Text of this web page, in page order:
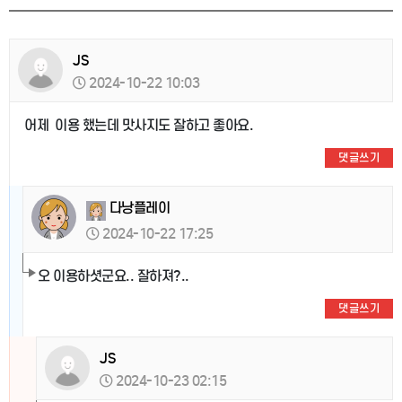
JS
2024-10-22 10:03
어제 이용 했는데 맛사지도 잘하고 좋아요.
댓글쓰기
다낭플레이
2024-10-22 17:25
오 이용하셧군요.. 잘하져?..
댓글쓰기
JS
2024-10-23 02:15